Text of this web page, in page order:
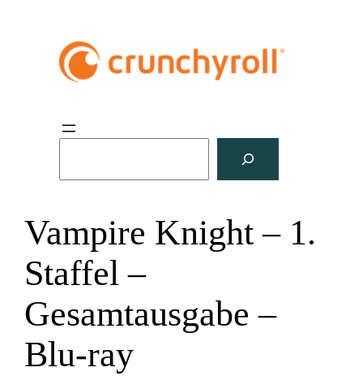
e
Vampire Knight – 1.
Staffel –
Gesamtausgabe –
Blu-ray